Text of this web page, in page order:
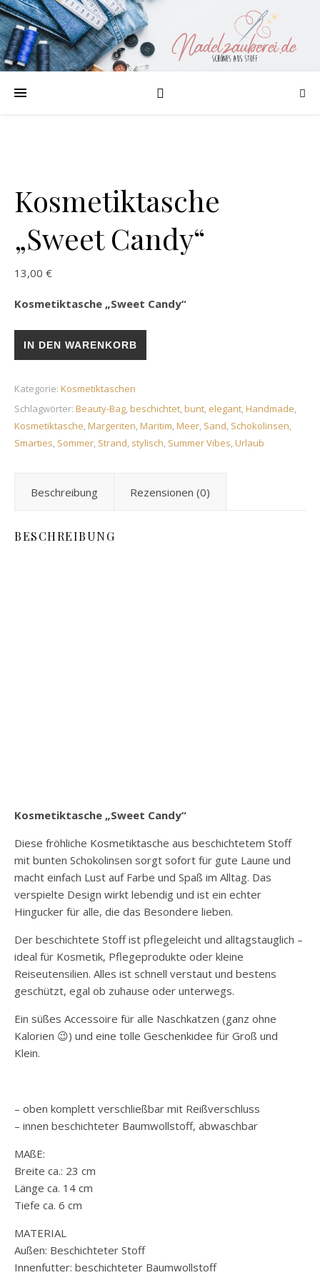
Kosmetiktasche
„Sweet Candy“
13,00 €
Kosmetiktasche „Sweet Candy“
Kosmetiktasche „Sweet Candy“ Menge
IN DEN WARENKORB
Kategorie: Kosmetiktaschen
Schlagwörter: Beauty-Bag,beschichtet,bunt, elegant,Handmade,
Kosmetiktasche,Margeriten,Maritim,Meer, Sand, Schokolinsen,
Smarties, Sommer, Strand, stylisch, Summer Vibes,Urlaub
Beschreibung Rezensionen (0)
BESCHREIBUNG
Kosmetiktasche „Sweet Candy“
Diese fröhliche Kosmetiktasche aus beschichtetem Stoff
mit bunten Schokolinsen sorgt sofort für gute Laune und
macht einfach Lust auf Farbe und Spaß im Alltag. Das
verspielte Design wirkt lebendig und ist ein echter
Hingucker für alle, die das Besondere lieben.
Der beschichtete Stoff ist pflegeleicht und alltagstauglich –
ideal für Kosmetik, Pflegeprodukte oder kleine
Reiseutensilien. Alles ist schnell verstaut und bestens
geschützt, egal ob zuhause oder unterwegs.
Ein süßes Accessoire für alle Naschkatzen (ganz ohne
Kalorien 😉) und eine tolle Geschenkidee für Groß und
Klein.
– oben komplett verschließbar mit Reißverschluss
– innen beschichteter Baumwollstoff, abwaschbar
MAßE:
Breite ca.: 23 cm
Länge ca. 14 cm
Tiefe ca. 6 cm
MATERIAL
Außen: Beschichteter Stoff
Innenfutter: beschichteter Baumwollstoff